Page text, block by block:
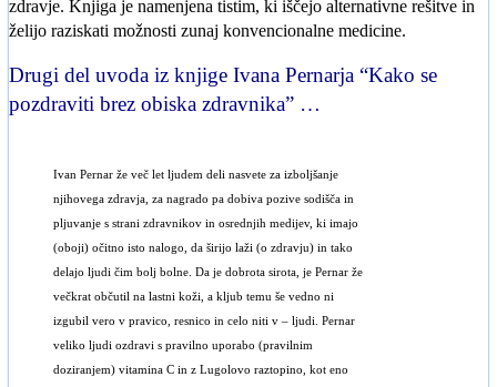
zdravje. Knjiga je namenjena tistim, ki iščejo alternativne rešitve in
želijo raziskati možnosti zunaj konvencionalne medicine.
Drugi del uvoda iz knjige Ivana Pernarja “Kako se
pozdraviti brez obiska zdravnika” …
Ivan Pernar že več let ljudem deli nasvete za izboljšanje
njihovega zdravja, za nagrado pa dobiva pozive sodišča in
pljuvanje s strani zdravnikov in osrednjih medijev, ki imajo
(oboji) očitno isto nalogo, da širijo laži (o zdravju) in tako
delajo ljudi čim bolj bolne. Da je dobrota sirota, je Pernar že
večkrat občutil na lastni koži, a kljub temu še vedno ni
izgubil vero v pravico, resnico in celo niti v – ljudi. Pernar
veliko ljudi ozdravi s pravilno uporabo (pravilnim
doziranjem) vitamina C in z Lugolovo raztopino, kot eno